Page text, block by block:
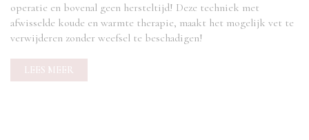
operatie en bovenal geen hersteltijd! Deze techniek met
afwisselde koude en warmte therapie, maakt het mogelijk vet te
verwijderen zonder weefsel te beschadigen!
LEES MEER